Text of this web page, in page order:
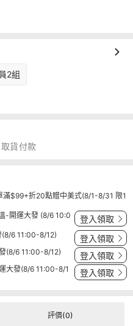
2組
貨付款
滿$99+折20點贈中美式(8/1-8/31 限1
-開運大發 (8/6 10:0
登入領取
6 11:00-8/12) 登入領取
(8/6 11:00-8/12) 登入領取
大發(8/6 11:00-8/1
登入領取
評價(0)